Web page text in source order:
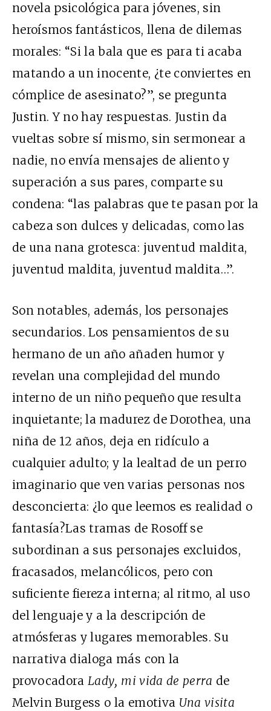
novela psicológica para jóvenes, sin
heroísmos fantásticos, llena de dilemas
morales: “Si la bala que es para ti acaba
matando a un inocente, ¿te conviertes en
cómplice de asesinato?”, se pregunta
Justin. Y no hay respuestas. Justin da
vueltas sobre sí mismo, sin sermonear a
nadie, no envía mensajes de aliento y
superación a sus pares, comparte su
condena: “las palabras que te pasan por la
cabeza son dulces y delicadas, como las
de una nana grotesca: juventud maldita,
juventud maldita, juventud maldita…”.
Son notables, además, los personajes
secundarios. Los pensamientos de su
hermano de un año añaden humor y
revelan una complejidad del mundo
interno de un niño pequeño que resulta
inquietante; la madurez de Dorothea, una
niña de 12 años, deja en ridículo a
cualquier adulto; y la lealtad de un perro
imaginario que ven varias personas nos
desconcierta: ¿lo que leemos es realidad o
fantasía?Las tramas de Rosoff se
subordinan a sus personajes excluidos,
fracasados, melancólicos, pero con
suficiente fiereza interna; al ritmo, al uso
del lenguaje y a la descripción de
atmósferas y lugares memorables. Su
narrativa dialoga más con la
provocadoraLady, mi vida de perra de
Melvin Burgess o la emotiva Una visita